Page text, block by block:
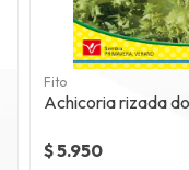
Fito
Achicoria rizada
$ 5.950